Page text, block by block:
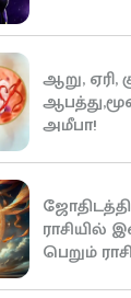
ஆறு, ஏரி,
அமீபா!
பெறும்